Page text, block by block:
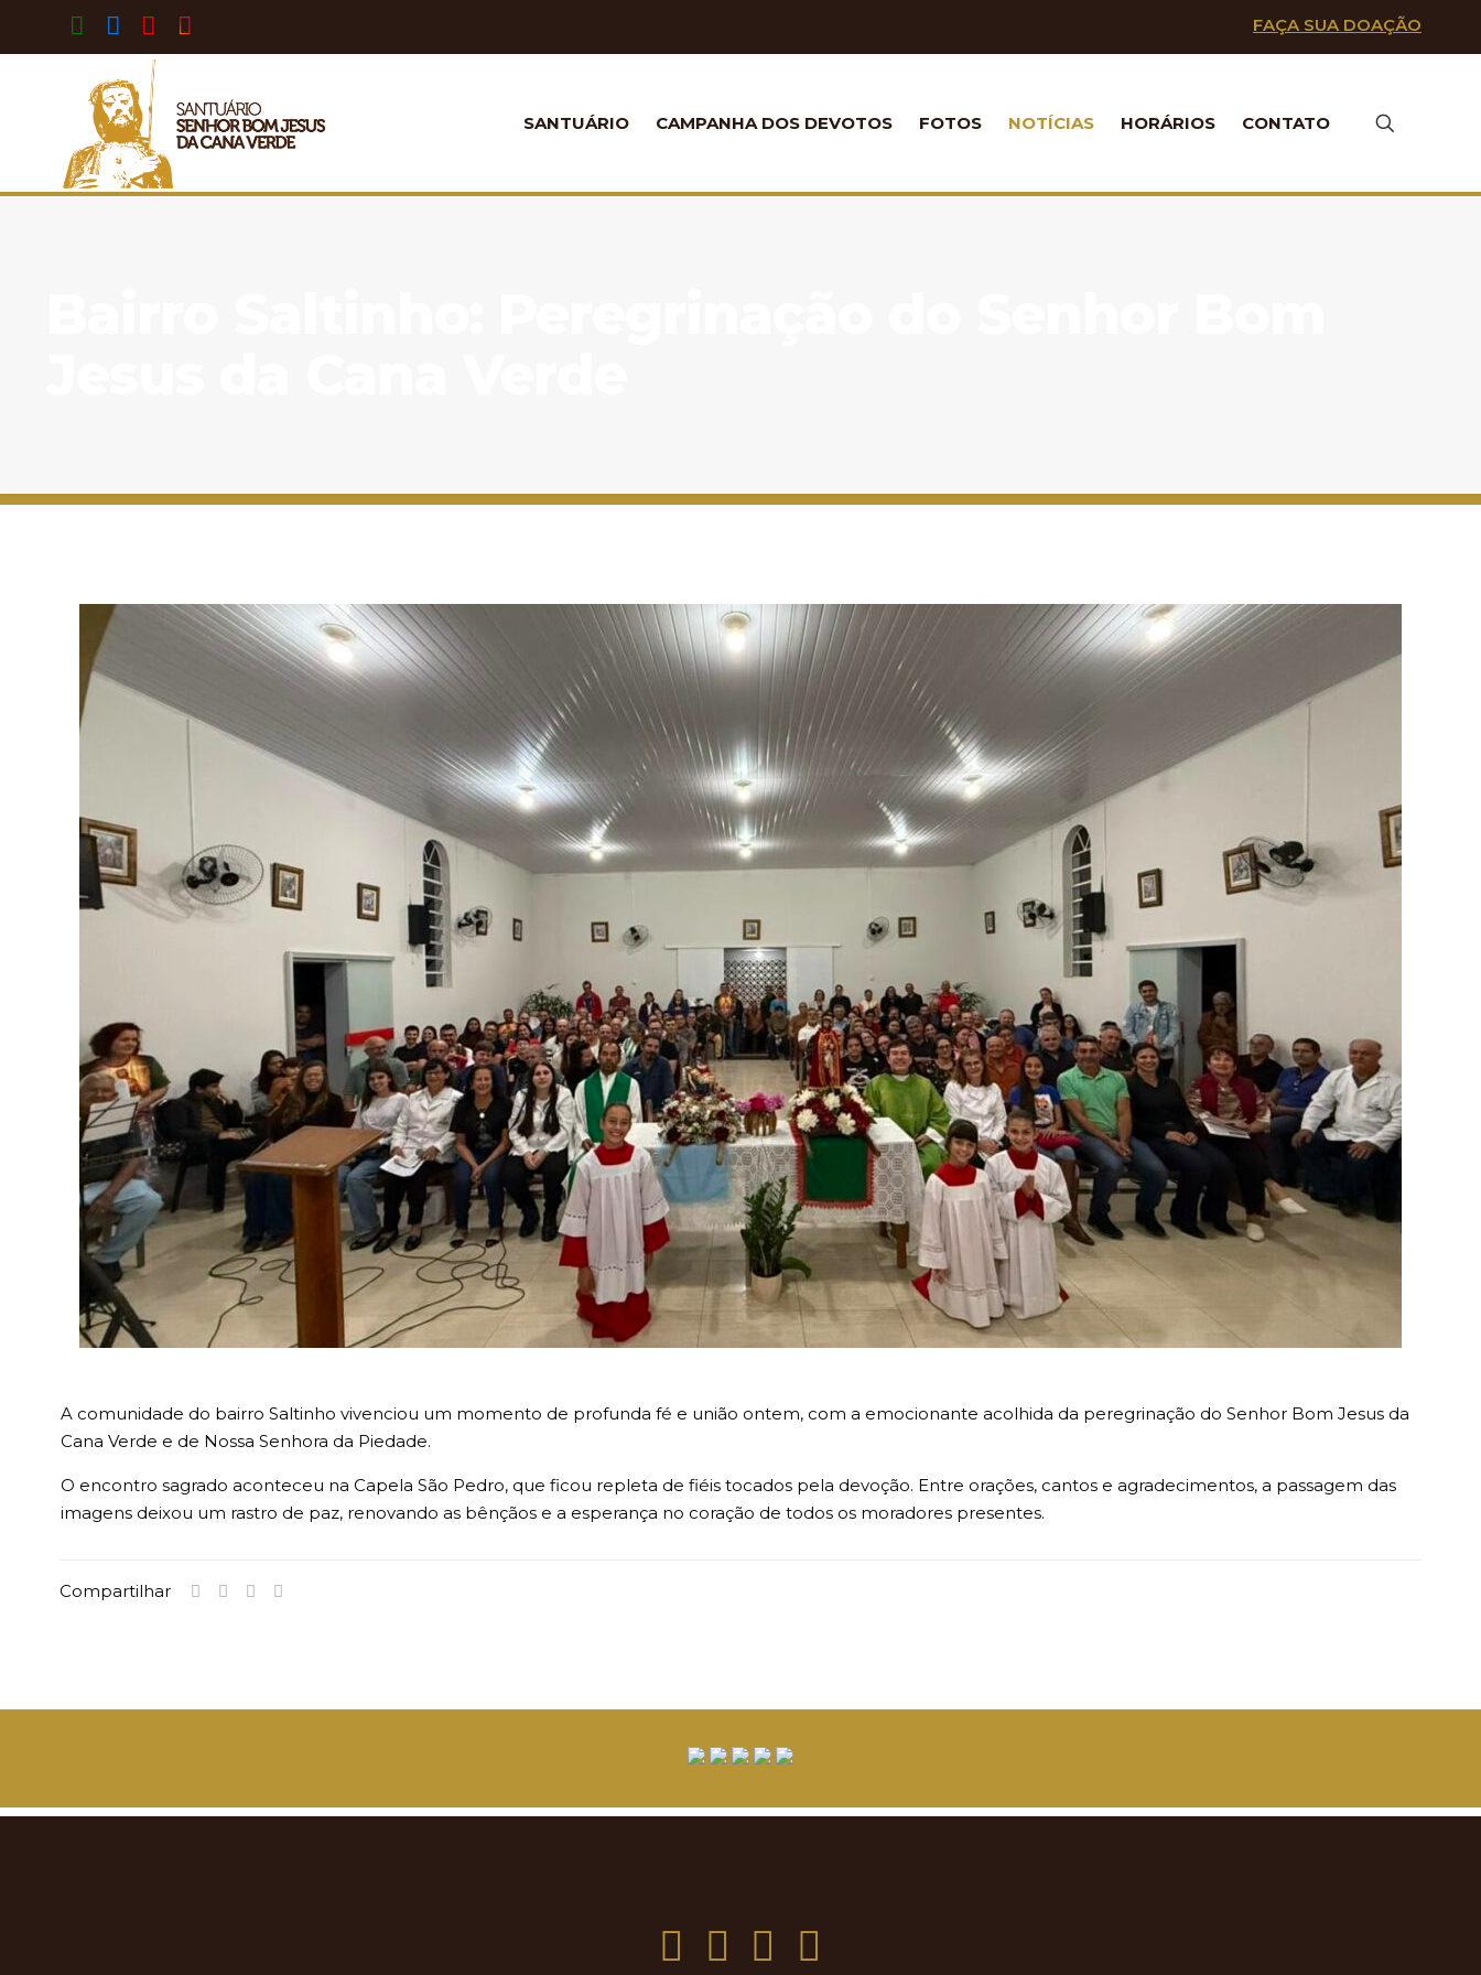
FAÇA SUA DOAÇÃO
SANTUÁRIO CAMPANHA DOS DEVOTOS FOTOS NOTÍCIAS HORÁRIOS CONTATO
A comunidade do bairro Saltinho vivenciou um momento de profunda fé e união ontem, com a emocionante acolhida da peregrinação do Senhor Bom Jesus da
Cana Verde e de Nossa Senhora da Piedade.
O encontro sagrado aconteceu na Capela São Pedro, que ficou repleta de fiéis tocados pela devoção. Entre orações, cantos e agradecimentos, a passagem das
imagens deixou um rastro de paz, renovando as bênçãos e a esperança no coração de todos os moradores presentes.
Compartilhar